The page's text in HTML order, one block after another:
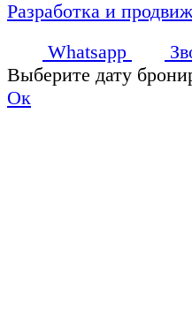
Разработка и
Whatsapp
Выберите дату
Ок